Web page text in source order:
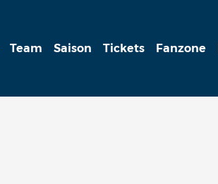
Team Saison Tickets Fanzone